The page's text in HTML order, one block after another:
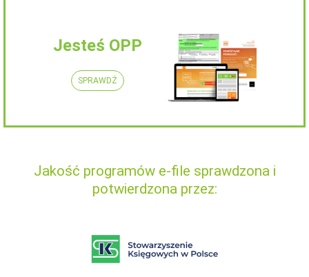
Jesteś OPP
SPRAWDŹ
Jakość programów e-file sprawdzona i
potwierdzona przez: